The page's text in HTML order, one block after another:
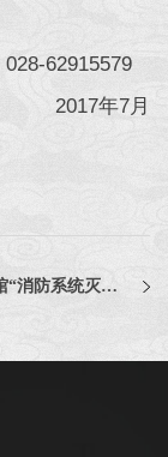
028-62915579
2017年7月
成都博物馆“消防系统灭火器增补采购”比选结果公示